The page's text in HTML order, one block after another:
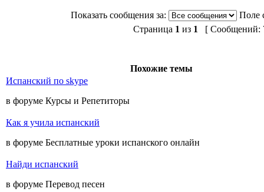
Показать сообщения за:
Поле
Страница 1 из 1 [ Сообщений:
Похожие темы
Испанский по skype
в форуме Курсы и Репетиторы
Как я учила испанский
в форуме Бесплатные уроки испанского онлайн
Найди испанский
в форуме Перевод песен